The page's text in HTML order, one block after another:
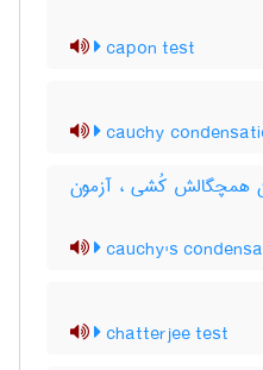
capon test
cauchy
همچگالش کُشی ، آزمون
cauchy's
chatterjee test